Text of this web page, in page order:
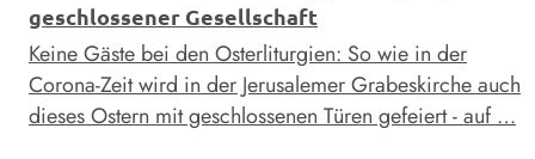
geschlossener Gesellschaft
Keine Gäste bei den Osterliturgien: So wie in der
Corona-Zeit wird in der Jerusalemer Grabeskirche auch
dieses Ostern mit geschlossenen Türen gefeiert - auf …